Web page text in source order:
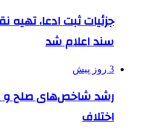
سند اعلام شد
3 روز پیش
رشد شاخص‌های صلح و
اختلاف